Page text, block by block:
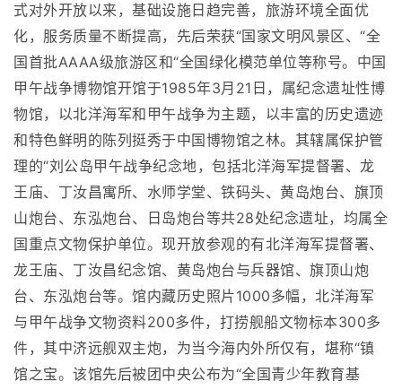
式对外开放以来，基础设施日趋完善，旅游环境全面优
化，服务质量不断提高，先后荣获“国家文明风景区、“全
国首批AAAA级旅游区和“全国绿化模范单位等称号。中国
甲午战争博物馆开馆于1985年3月21日，属纪念遗址性博
物馆，以北洋海军和甲午战争为主题，以丰富的历史遗迹
和特色鲜明的陈列挺秀于中国博物馆之林。其辖属保护管
理的“刘公岛甲午战争纪念地，包括北洋海军提督署、龙
王庙、丁汝昌寓所、水师学堂、铁码头、黄岛炮台、旗顶
山炮台、东泓炮台、日岛炮台等共28处纪念遗址，均属全
国重点文物保护单位。现开放参观的有北洋海军提督署、
龙王庙、丁汝昌纪念馆、黄岛炮台与兵器馆、旗顶山炮
台、东泓炮台等。馆内藏历史照片1000多幅，北洋海军
与甲午战争文物资料200多件，打捞舰船文物标本300多
件，其中济远舰双主炮，为当今海内外所仅有，堪称“镇
馆之宝。该馆先后被团中央公布为“全国青少年教育基